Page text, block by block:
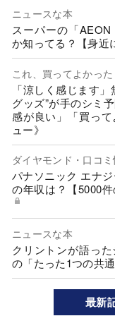
ニュースな本
スーパーの「
か知ってる？【身近
これ、買ってよかった
「涼しく感じます
グッズ”が手のシミ
感が良い」「買っ
ュー》
ダイヤモンド・口コ
パナソニック エナ
の年収は？【5000
ニュースな本
クリントンが語っ
の「たった1つの共通
最新